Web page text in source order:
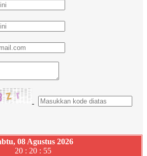
08 Agustus 2026
20 : 20 : 56